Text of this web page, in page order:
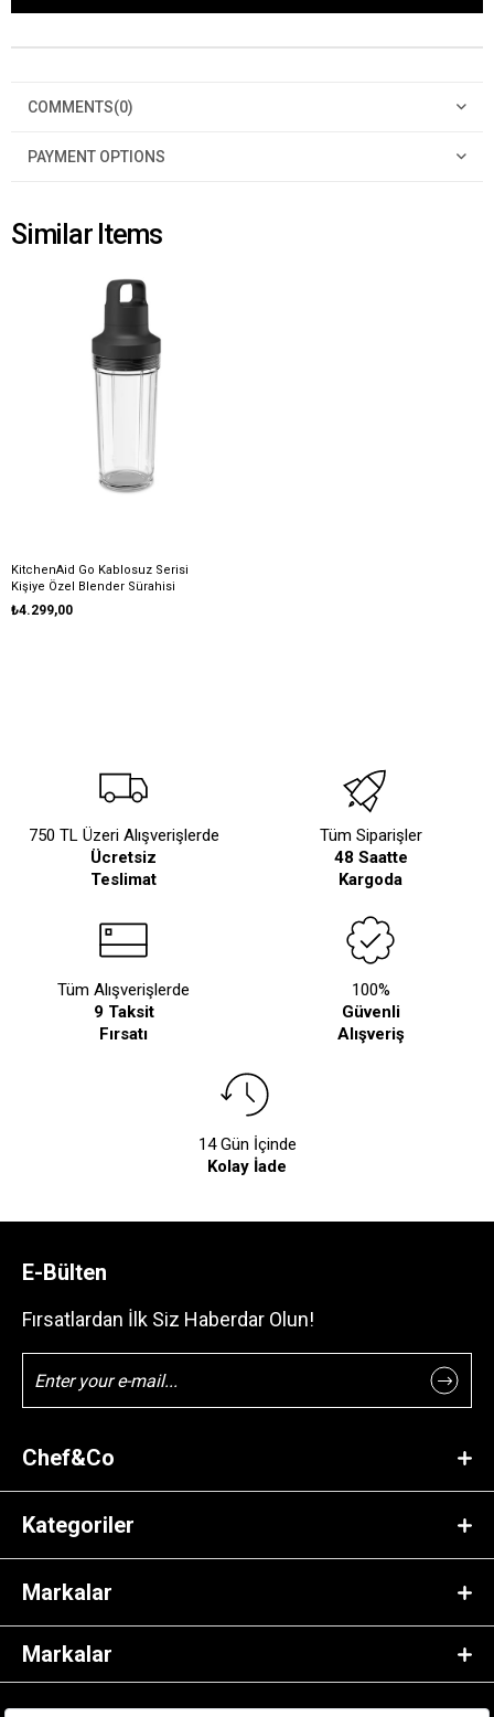
COMMENTS(0)
PAYMENT OPTIONS
Similar Items
KitchenAid Go Kablosuz Serisi
Kişiye Özel Blender Sürahisi
Aksesuarı
₺4.299,00
750 TL Üzeri Alışverişlerde
Ücretsiz
Teslimat
Tüm Siparişler
48 Saatte
Kargoda
Tüm Alışverişlerde
9 Taksit
Fırsatı
100%
Güvenli
Alışveriş
14 Gün İçinde
Kolay İade
E-Bülten
Fırsatlardan İlk Siz Haberdar Olun!
Chef&Co
Kategoriler
Markalar
Markalar